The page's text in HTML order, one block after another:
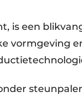
is een
vormgeving